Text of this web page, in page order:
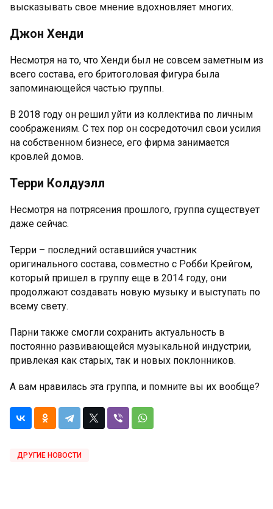
высказывать свое мнение вдохновляет многих.
Джон Хенди
Несмотря на то, что Хенди был не совсем заметным из
всего состава, его бритоголовая фигура была
запоминающейся частью группы.
В 2018 году он решил уйти из коллектива по личным
соображениям. С тех пор он сосредоточил свои усилия
на собственном бизнесе, его фирма занимается
кровлей домов.
Терри Колдуэлл
Несмотря на потрясения прошлого, группа существует
даже сейчас.
Терри – последний оставшийся участник
оригинального состава, совместно с Робби Крейгом,
который пришел в группу еще в 2014 году, они
продолжают создавать новую музыку и выступать по
всему свету.
Парни также смогли сохранить актуальность в
постоянно развивающейся музыкальной индустрии,
привлекая как старых, так и новых поклонников.
А вам нравилась эта группа, и помните вы их вообще?
ДРУГИЕ НОВОСТИ